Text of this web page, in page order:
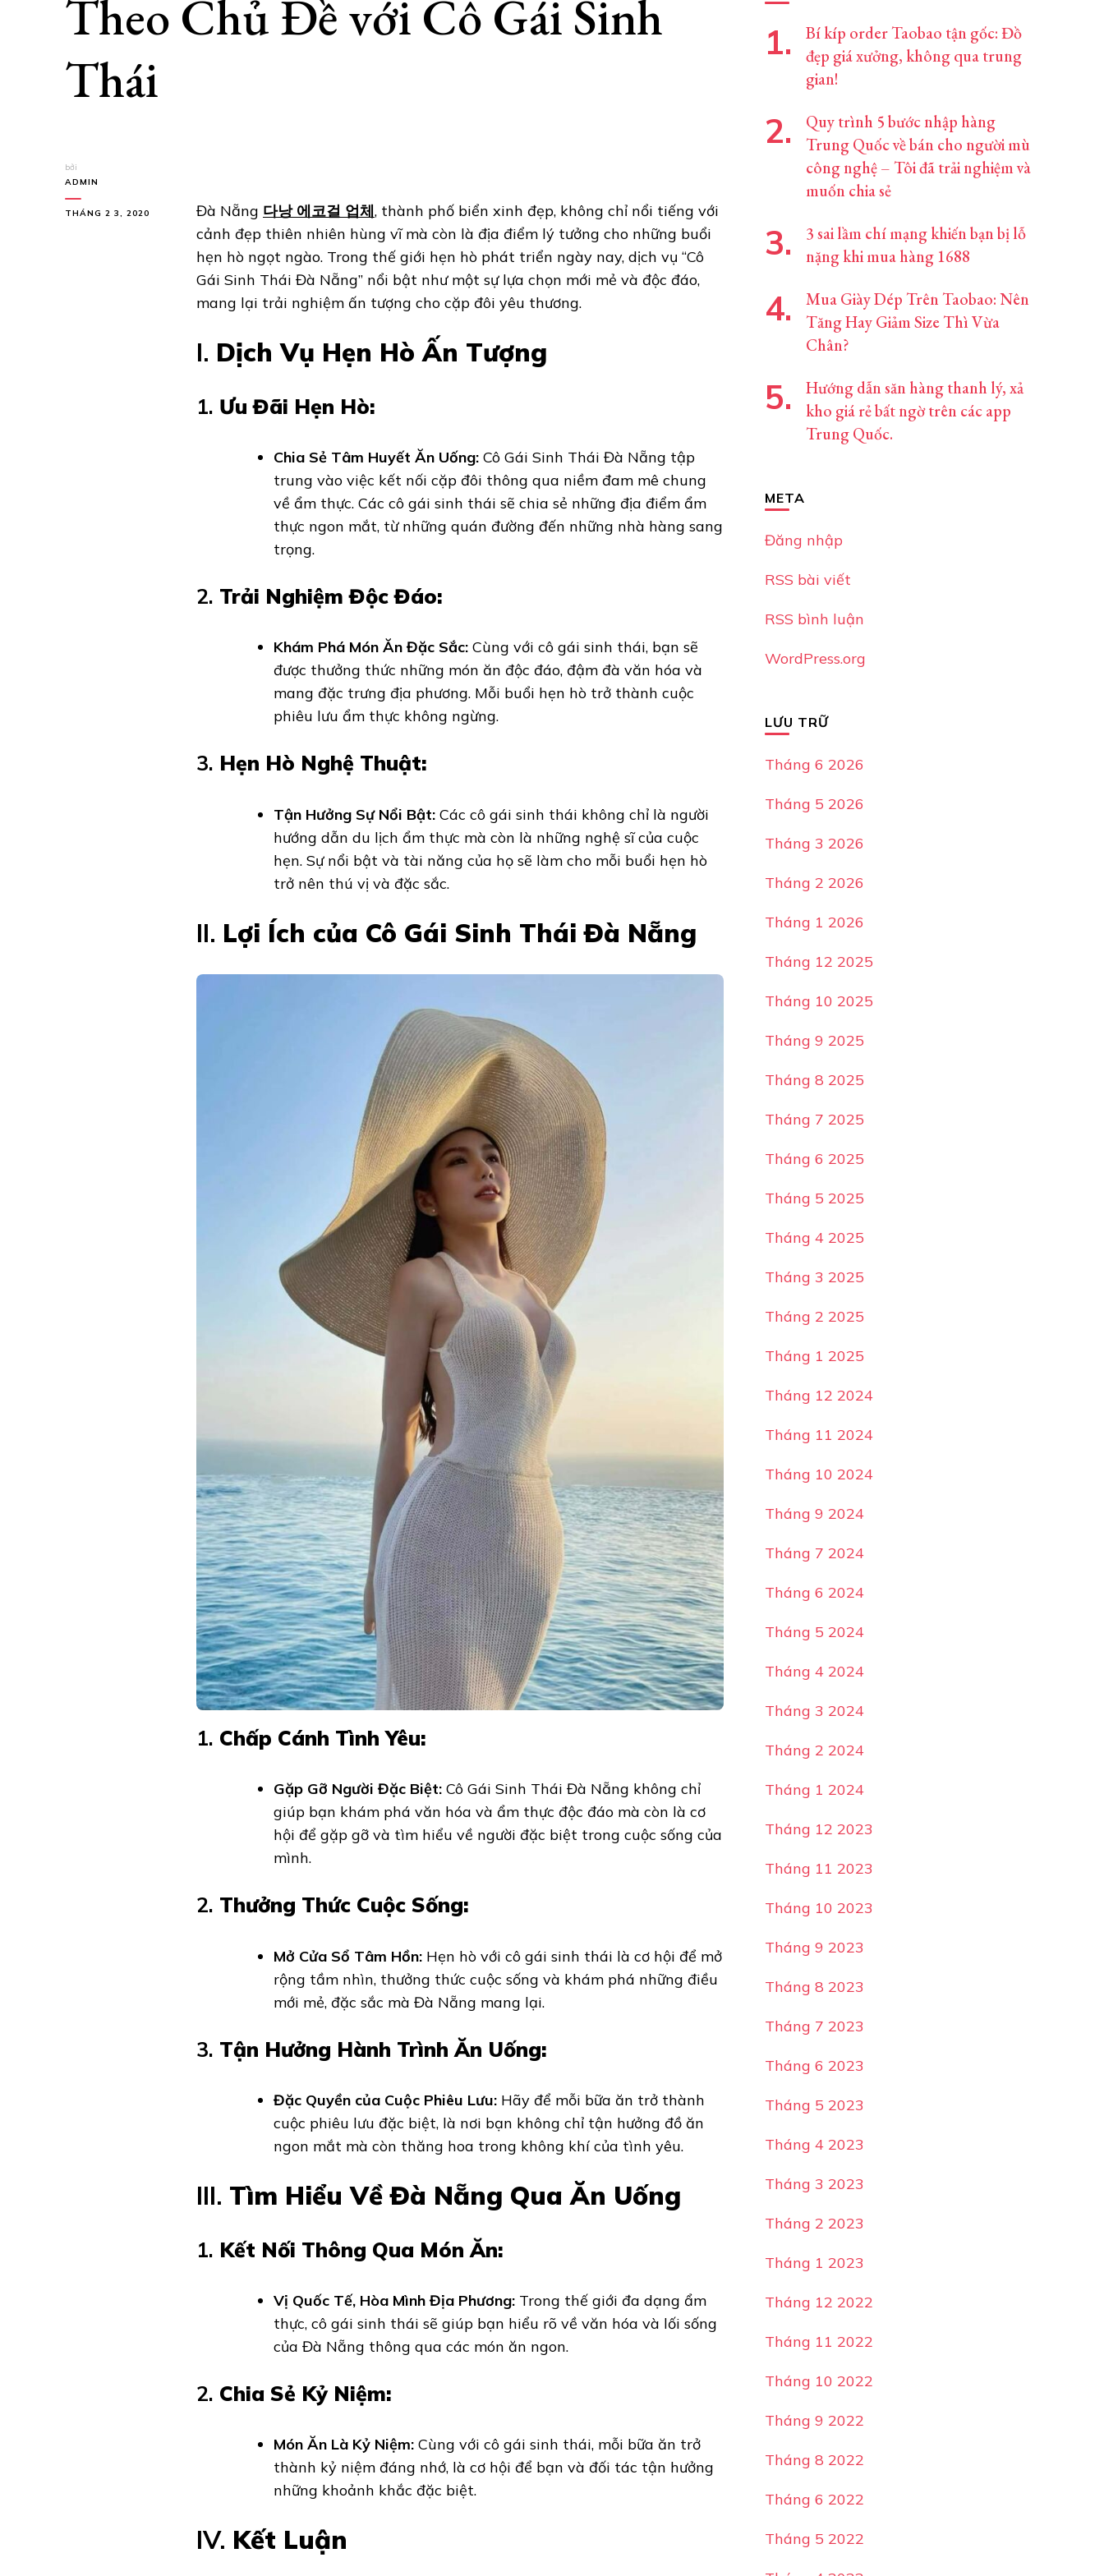
Theo Chủ Đề với Cô Gái Sinh
Thái
bởi
ADMIN
THÁNG 2 3, 2020 Đà Nẵng 다낭 에코걸 업체, thành phố biển xinh đẹp, không chỉ nổi tiếng với
cảnh đẹp thiên nhiên hùng vĩ mà còn là địa điểm lý tưởng cho những buổi
hẹn hò ngọt ngào. Trong thế giới hẹn hò phát triển ngày nay, dịch vụ “Cô
Gái Sinh Thái Đà Nẵng” nổi bật như một sự lựa chọn mới mẻ và độc đáo,
mang lại trải nghiệm ấn tượng cho cặp đôi yêu thương.
I. Dịch Vụ Hẹn Hò Ấn Tượng
1. Ưu Đãi Hẹn Hò:
Chia Sẻ Tâm Huyết Ăn Uống: Cô Gái Sinh Thái Đà Nẵng tập
trung vào việc kết nối cặp đôi thông qua niềm đam mê chung
về ẩm thực. Các cô gái sinh thái sẽ chia sẻ những địa điểm ẩm
thực ngon mắt, từ những quán đường đến những nhà hàng sang
trọng.
2. Trải Nghiệm Độc Đáo:
Khám Phá Món Ăn Đặc Sắc: Cùng với cô gái sinh thái, bạn sẽ
được thưởng thức những món ăn độc đáo, đậm đà văn hóa và
mang đặc trưng địa phương. Mỗi buổi hẹn hò trở thành cuộc
phiêu lưu ẩm thực không ngừng.
3. Hẹn Hò Nghệ Thuật:
Tận Hưởng Sự Nổi Bật: Các cô gái sinh thái không chỉ là người
hướng dẫn du lịch ẩm thực mà còn là những nghệ sĩ của cuộc
hẹn. Sự nổi bật và tài năng của họ sẽ làm cho mỗi buổi hẹn hò
trở nên thú vị và đặc sắc.
II. Lợi Ích của Cô Gái Sinh Thái Đà Nẵng
1. Chấp Cánh Tình Yêu:
Gặp Gỡ Người Đặc Biệt: Cô Gái Sinh Thái Đà Nẵng không chỉ
giúp bạn khám phá văn hóa và ẩm thực độc đáo mà còn là cơ
hội để gặp gỡ và tìm hiểu về người đặc biệt trong cuộc sống của
mình.
2. Thưởng Thức Cuộc Sống:
Mở Cửa Sổ Tâm Hồn: Hẹn hò với cô gái sinh thái là cơ hội để mở
rộng tầm nhìn, thưởng thức cuộc sống và khám phá những điều
mới mẻ, đặc sắc mà Đà Nẵng mang lại.
3. Tận Hưởng Hành Trình Ăn Uống:
Đặc Quyền của Cuộc Phiêu Lưu: Hãy để mỗi bữa ăn trở thành
cuộc phiêu lưu đặc biệt, là nơi bạn không chỉ tận hưởng đồ ăn
ngon mắt mà còn thăng hoa trong không khí của tình yêu.
III. Tìm Hiểu Về Đà Nẵng Qua Ăn Uống
1. Kết Nối Thông Qua Món Ăn:
Vị Quốc Tế, Hòa Mình Địa Phương: Trong thế giới đa dạng ẩm
thực, cô gái sinh thái sẽ giúp bạn hiểu rõ về văn hóa và lối sống
của Đà Nẵng thông qua các món ăn ngon.
2. Chia Sẻ Kỷ Niệm:
Món Ăn Là Kỷ Niệm: Cùng với cô gái sinh thái, mỗi bữa ăn trở
thành kỷ niệm đáng nhớ, là cơ hội để bạn và đối tác tận hưởng
những khoảnh khắc đặc biệt.
IV. Kết Luận
Bí kíp order Taobao tận gốc: Đồ
đẹp giá xưởng, không qua trung
gian!
Quy trình 5 bước nhập hàng
Trung Quốc về bán cho người mù
công nghệ – Tôi đã trải nghiệm và
muốn chia sẻ
3 sai lầm chí mạng khiến bạn bị lỗ
nặng khi mua hàng 1688
Mua Giày Dép Trên Taobao: Nên
Tăng Hay Giảm Size Thì Vừa
Chân?
Hướng dẫn săn hàng thanh lý, xả
kho giá rẻ bất ngờ trên các app
Trung Quốc.
META
Đăng nhập
RSS bài viết
RSS bình luận
WordPress.org
LƯU TRỮ
Tháng 6 2026
Tháng 5 2026
Tháng 3 2026
Tháng 2 2026
Tháng 1 2026
Tháng 12 2025
Tháng 10 2025
Tháng 9 2025
Tháng 8 2025
Tháng 7 2025
Tháng 6 2025
Tháng 5 2025
Tháng 4 2025
Tháng 3 2025
Tháng 2 2025
Tháng 1 2025
Tháng 12 2024
Tháng 11 2024
Tháng 10 2024
Tháng 9 2024
Tháng 7 2024
Tháng 6 2024
Tháng 5 2024
Tháng 4 2024
Tháng 3 2024
Tháng 2 2024
Tháng 1 2024
Tháng 12 2023
Tháng 11 2023
Tháng 10 2023
Tháng 9 2023
Tháng 8 2023
Tháng 7 2023
Tháng 6 2023
Tháng 5 2023
Tháng 4 2023
Tháng 3 2023
Tháng 2 2023
Tháng 1 2023
Tháng 12 2022
Tháng 11 2022
Tháng 10 2022
Tháng 9 2022
Tháng 8 2022
Tháng 6 2022
Tháng 5 2022